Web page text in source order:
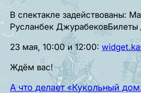
В спектакле задействованы:
Русланбек ДжурабековБилеты
23 мая, 10:00 и 12:00:
Ждём вас!
А что делает «Кукольный